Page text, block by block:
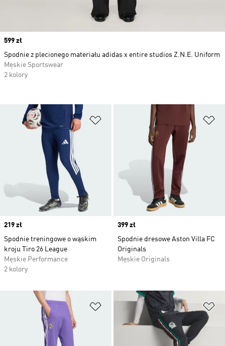
Dodaj do listy życzeń
Price
219 zł
Spodnie treningowe o wąskim
kroju Tiro 26 League
Męskie Performance
2 kolory
Price
399 zł
Spodnie dresowe Aston Villa FC
Originals
Męskie Originals
Dodaj do listy życzeń
Price
599 zł
Spodnie z plecionego materiału adidas x entire studios Z.N.E. Uniform
Męskie Sportswear
2 kolory